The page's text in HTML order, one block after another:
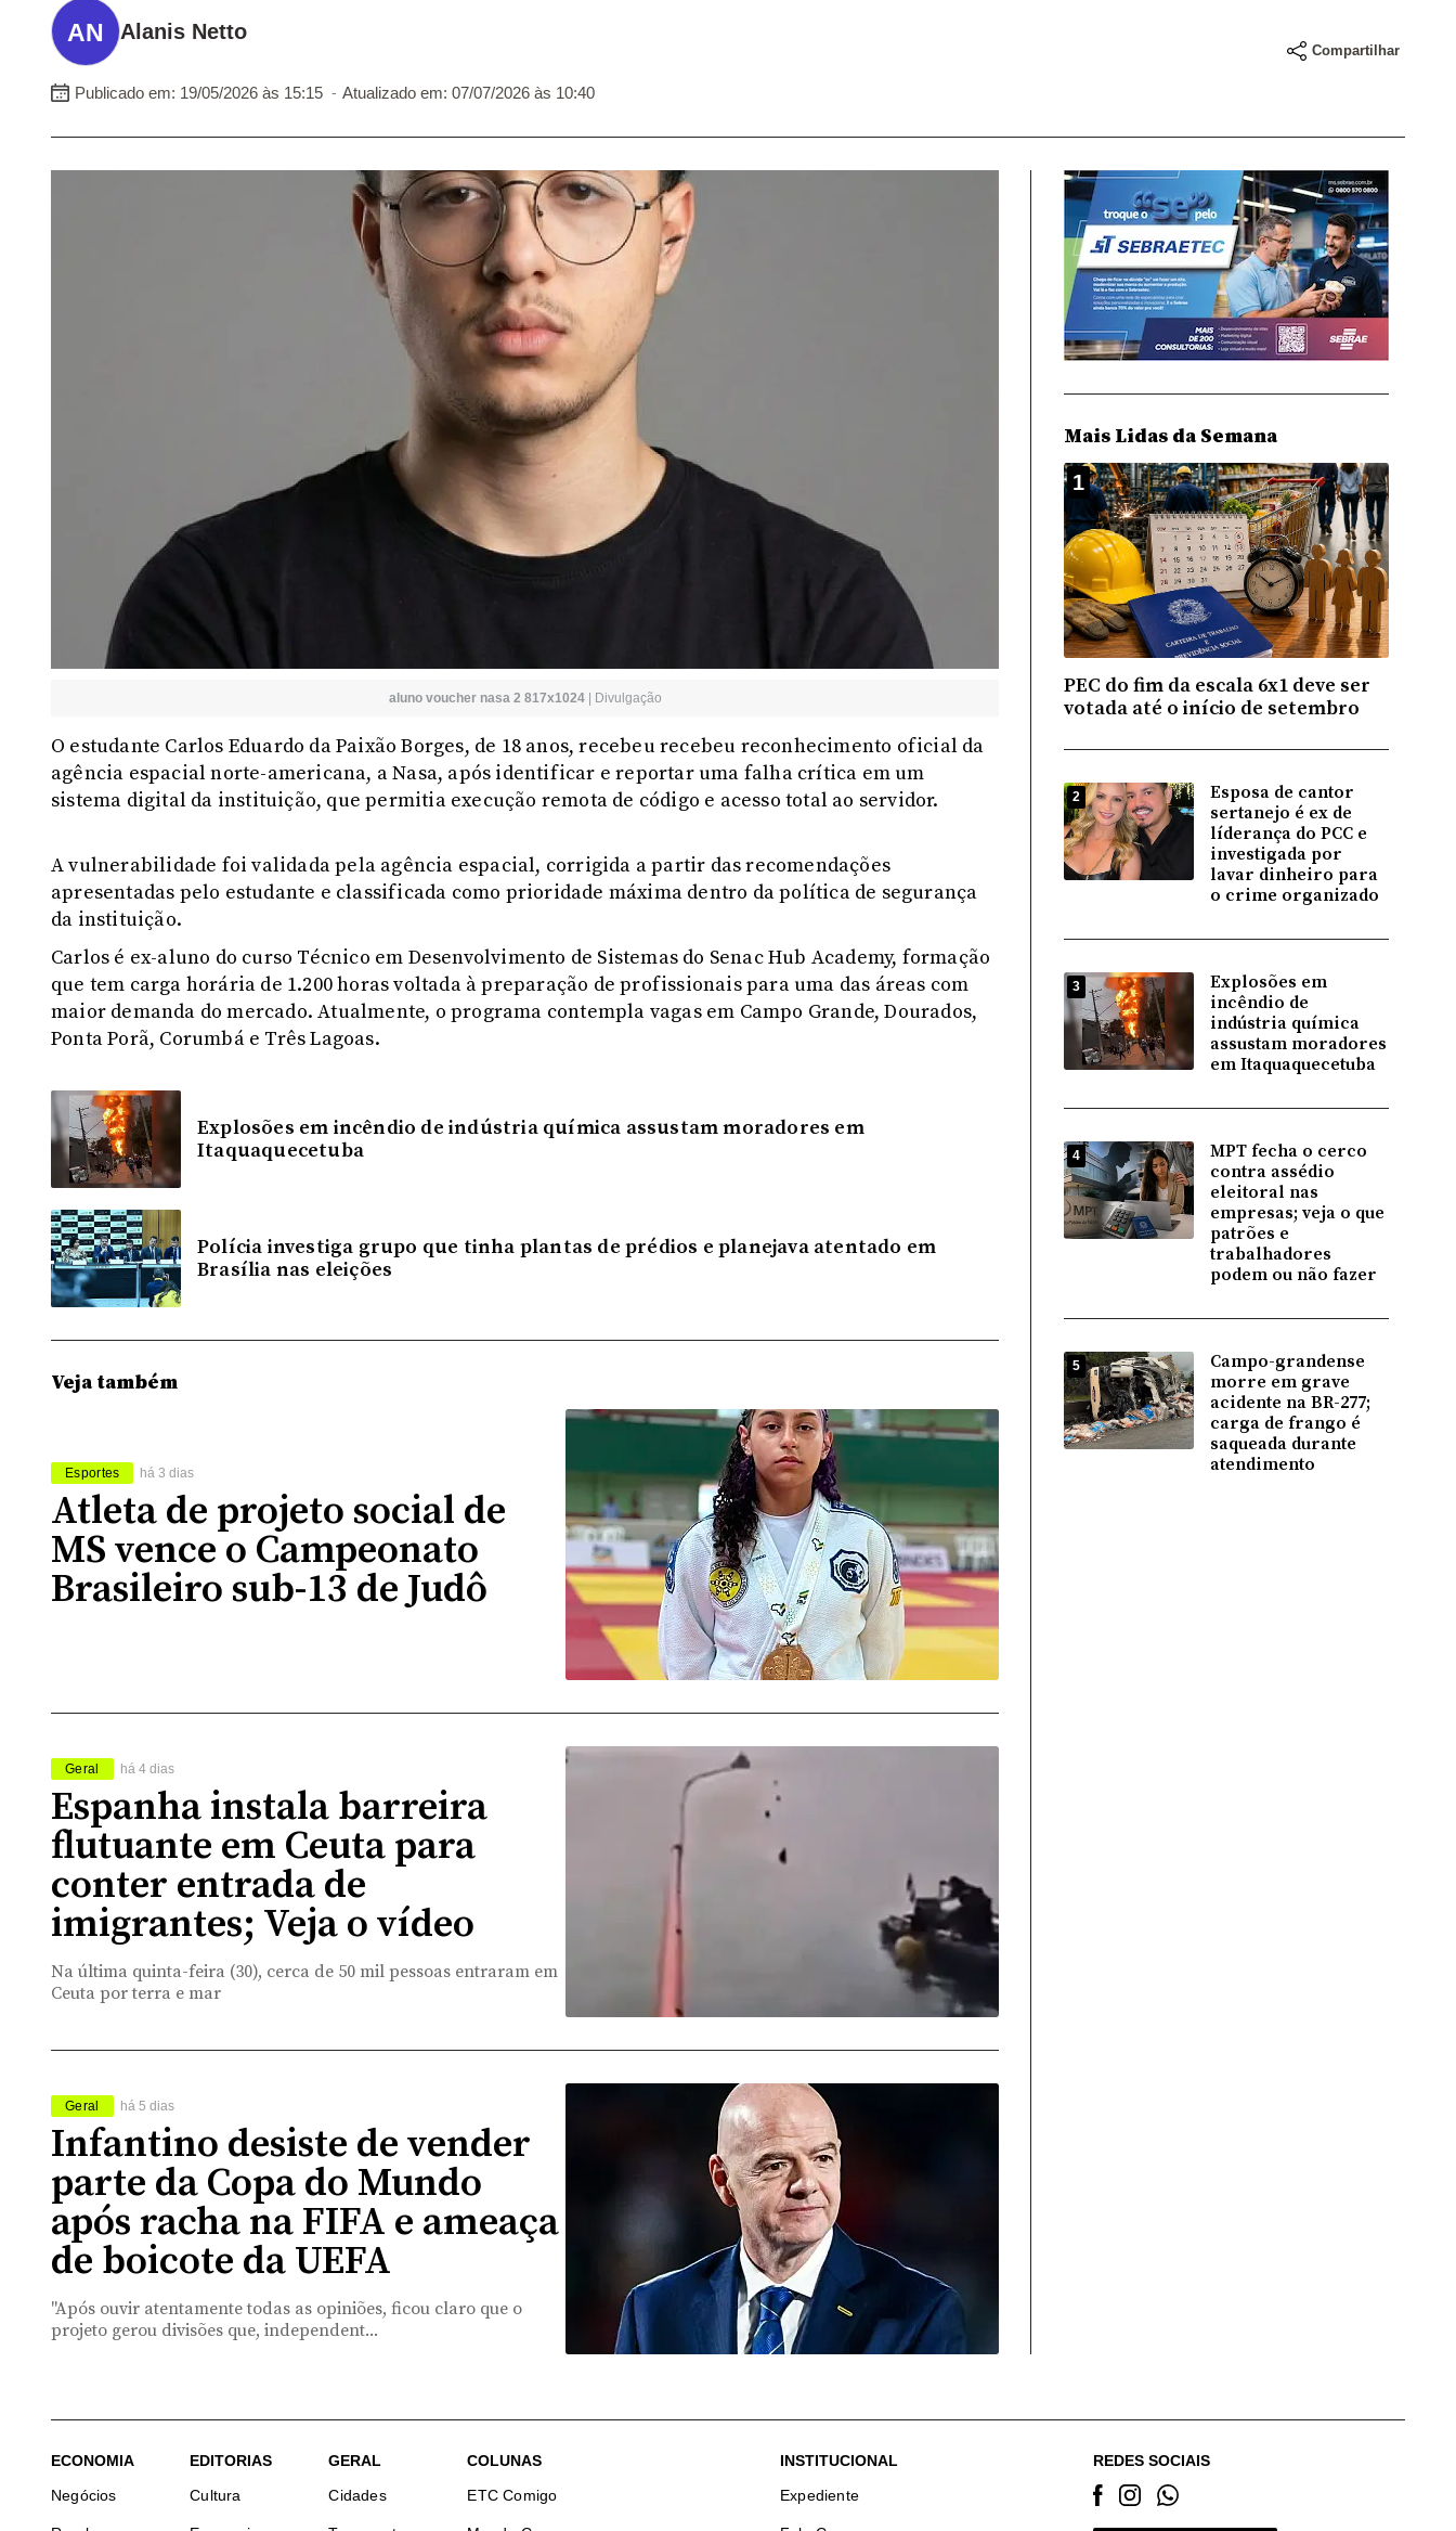
Alanis Netto
Publicado em: 19/05/2026 às 15:15 - Atualizado em: 07/07/2026 às 10:40
Compartilhar
aluno voucher nasa 2 817x1024 | Divulgação
O estudante Carlos Eduardo da Paixão Borges, de 18 anos, recebeu recebeu reconhecimento oficial da
agência espacial norte-americana, a Nasa, após identificar e reportar uma falha crítica em um
sistema digital da instituição, que permitia execução remota de código e acesso total ao servidor.
A vulnerabilidade foi validada pela agência espacial, corrigida a partir das recomendações
apresentadas pelo estudante e classificada como prioridade máxima dentro da política de segurança
da instituição.
Carlos é ex-aluno do curso Técnico em Desenvolvimento de Sistemas do Senac Hub Academy, formação
que tem carga horária de 1.200 horas voltada à preparação de profissionais para uma das áreas com
maior demanda do mercado. Atualmente, o programa contempla vagas em Campo Grande, Dourados,
Ponta Porã, Corumbá e Três Lagoas.
Explosões em incêndio de indústria química assustam moradores em
Itaquaquecetuba
Polícia investiga grupo que tinha plantas de prédios e planejava atentado em
Brasília nas eleições
Veja também
Esportes há 3 dias
Atleta de projeto social de
MS vence o Campeonato
Brasileiro sub-13 de Judô
Geral há 4 dias
Espanha instala barreira
flutuante em Ceuta para
conter entrada de
imigrantes; Veja o vídeo
Na última quinta-feira (30), cerca de 50 mil pessoas entraram em
Ceuta por terra e mar
Geral há 5 dias
Infantino desiste de vender
parte da Copa do Mundo
após racha na FIFA e ameaça
de boicote da UEFA
"Após ouvir atentamente todas as opiniões, ficou claro que o
projeto gerou divisões que, independent...
Mais Lidas da Semana
1
PEC do fim da escala 6x1 deve ser
votada até o início de setembro
2
Esposa de cantor
sertanejo é ex de
líderança do PCC e
investigada por
lavar dinheiro para
o crime organizado
3
Explosões em
incêndio de
indústria química
assustam moradores
em Itaquaquecetuba
4
MPT fecha o cerco
contra assédio
eleitoral nas
empresas; veja o que
patrões e
trabalhadores
podem ou não fazer
5
Campo-grandense
morre em grave
acidente na BR-277;
carga de frango é
saqueada durante
atendimento
ECONOMIA
Negócios
EDITORIAS
Cultura
GERAL
Cidades
COLUNAS
ETC Comigo
INSTITUCIONAL
Expediente
REDES SOCIAIS